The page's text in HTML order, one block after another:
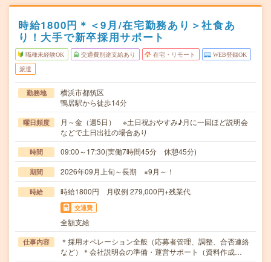
時給1800円＊＜9月/在宅勤務あり＞社食あ
り！大手で新卒採用サポート
職種未経験OK 交通費別途支給あり 在宅・リモート WEB登録OK
派遣
勤務地
横浜市都筑区
鴨居駅から徒歩14分
曜日頻度
月～金（週5日） ※土日祝おやすみ♪月に一回ほど説明会
などで土日出社の場合あり
時間 09:00～17:30(実働7時間45分 休憩45分)
期間 2026年09月上旬～長期 ※9月～！
時給 時給1800円 月収例 279,000円+残業代
交通費
全額支給
仕事内容
＊採用オペレーション全般（応募者管理、調整、合否連絡
など）＊会社説明会の準備・運営サポート（資料作成…